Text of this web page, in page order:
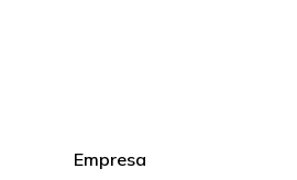
Empresa